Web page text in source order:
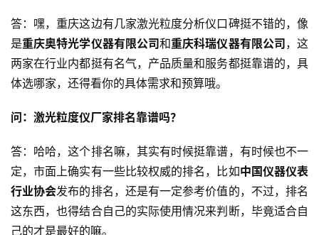
答：嘿，重庆这边有几家激光粒度分析仪口碑挺不错的，像
是重庆奥特光学仪器有限公司和重庆科瑞仪器有限公司 ，这
两家在行业内都挺有名气，产品质量和服务都挺靠谱的，具
体选哪家，还得看你的具体需求和预算哦。
问：激光粒度仪厂家排名靠谱吗？
答：哈哈，这个排名嘛，其实有时候挺靠谱，有时候也不一
定，市面上确实有一些比较权威的排名，比如中国仪器仪表
行业协会发布的排名，还是有一定参考价值的，不过，排名
这东西，也得结合自己的实际使用情况来判断，毕竟适合自
己的才是最好的嘛。